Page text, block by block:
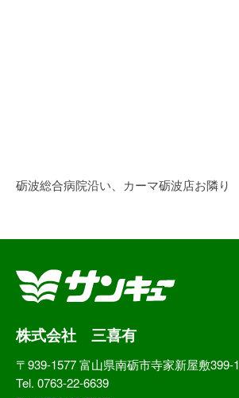
砺波総合病院沿い、カーマ砺波店お隣り
株式会社 三喜有
〒939-1577 富山県南砺市寺家新屋敷399-1
Tel. 0763-22-6639